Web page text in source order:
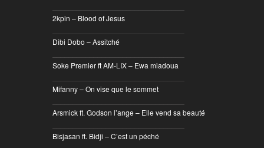
2kpin – Blood of Jesus
Dibi Dobo – Assitché
Soke Premier ft AM-LIX – Ewa miadoua
Mifanny – On vise que le sommet
Arsmick ft. Godson l’ange – Elle vend sa beauté
Bisjasan ft. Bidji – C’est un péché